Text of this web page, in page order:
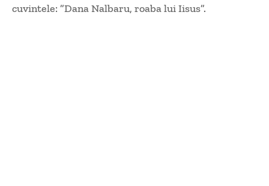
cuvintele: ”Dana Nalbaru, roaba lui Iisus”.